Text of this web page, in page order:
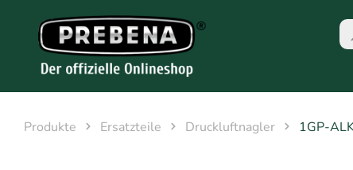
Produkte Ersatzteile Druckluftnagler 1GP-